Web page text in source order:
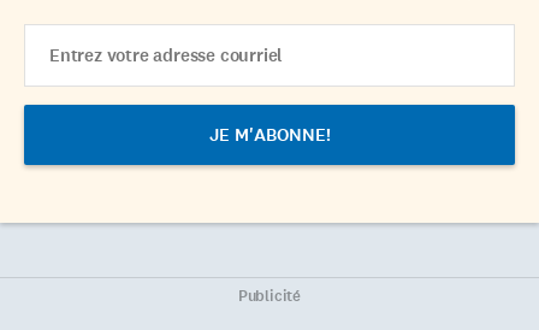
Address
Publicité